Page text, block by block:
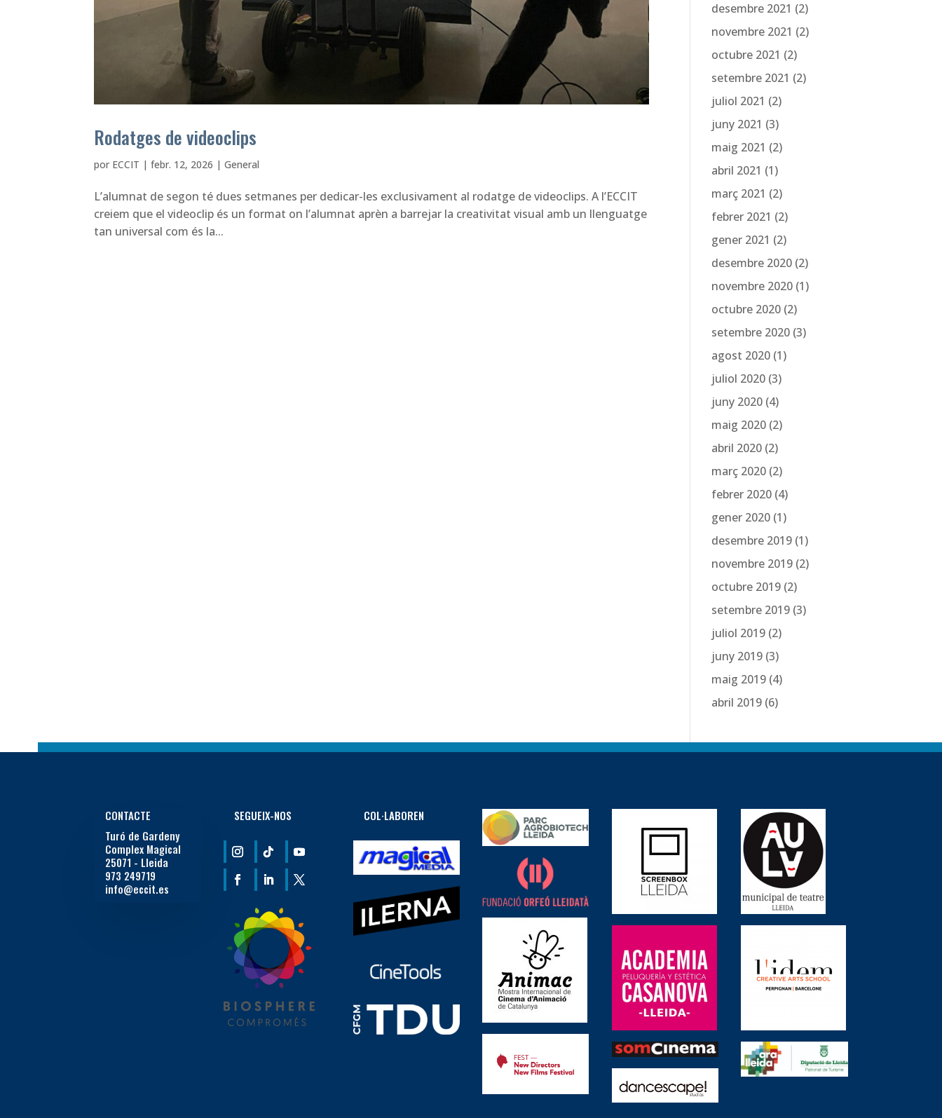
Rodatges de videoclips
por ECCIT |febr. 12, 2026 |General
L’alumnat de segon té dues setmanes per dedicar-les exclusivament al rodatge de videoclips. A l’ECCIT
creiem que el videoclip és un format on l’alumnat aprèn a barrejar la creativitat visual amb un llenguatge
tan universal com és la...
desembre 2021 (2)
novembre 2021 (2)
octubre 2021 (2)
setembre 2021 (2)
juliol 2021 (2)
juny 2021 (3)
maig 2021 (2)
abril 2021 (1)
març 2021 (2)
febrer 2021 (2)
gener 2021 (2)
desembre 2020 (2)
novembre 2020 (1)
octubre 2020 (2)
setembre 2020 (3)
agost 2020 (1)
juliol 2020 (3)
juny 2020 (4)
maig 2020 (2)
abril 2020 (2)
març 2020 (2)
febrer 2020 (4)
gener 2020 (1)
desembre 2019 (1)
novembre 2019 (2)
octubre 2019 (2)
setembre 2019 (3)
juliol 2019 (2)
juny 2019 (3)
maig 2019 (4)
abril 2019 (6)
CONTACTE
Turó de Gardeny
Complex Magical
25071 - Lleida
973 249719
info@eccit.es
SEGUEIX-NOS COL·LABOREN